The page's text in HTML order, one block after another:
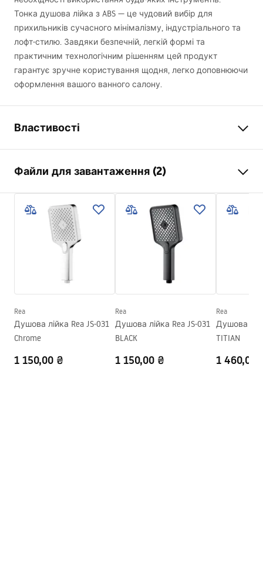
Тонка душова лійка з ABS — це чудовий вибір для
прихильників сучасного мінімалізму, індустріального та
лофт-стилю. Завдяки безпечній, легкій формі та
практичним технологічним рішенням цей продукт
гарантує зручне користування щодня, легко доповнюючи
оформлення вашого ванного салону.
Властивості
Матеріал
Латунь
Спосіб монтажу
Прикручуваний
Ширина
23
мм
мм
Файли для завантаження (2)
Pielęgnacja
Pielęgnacja.pdf
Warranty_Terms_and_Conditions_Accessories_-_24.pdf
Rea
Душова лійка Rea JS-031
Chrome
1 150,00 ₴
Rea
Душова лійка Rea JS-031
BLACK
1 150,00 ₴
Rea
Душова
TITIAN
1 460,00